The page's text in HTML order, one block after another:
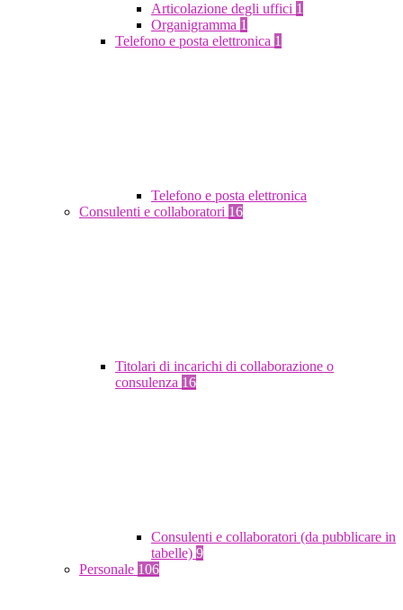
Articolazione degli uffici 1
Organigramma 1
Telefono e posta elettronica 1
Telefono e posta elettronica
Consulenti e collaboratori 16
Titolari di incarichi di collaborazione o
consulenza 16
Consulenti e collaboratori (da pubblicare in
tabelle) 9
Personale 106